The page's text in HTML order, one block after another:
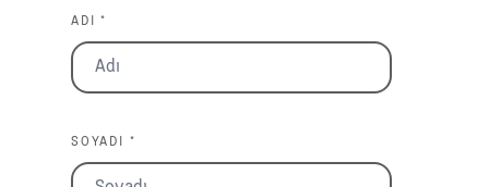
ADI *
SOYADI *